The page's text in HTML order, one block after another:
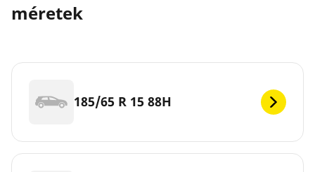
méretek
185/65 R 15 88H